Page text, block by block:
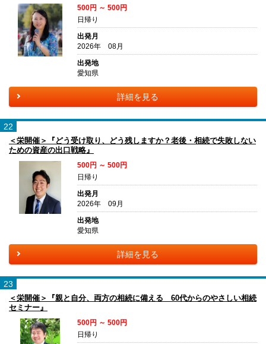
500円 ～ 500円
日帰り
出発月
2026年 08月
出発地
愛知県
詳細を見る
22
＜栄開催＞『どう受け取り、どう残しますか？老後・相続で失敗しない
ための資産の出口戦略』
500円 ～ 500円
日帰り
出発月
2026年 09月
出発地
愛知県
詳細を見る
23
＜栄開催＞『親と自分、両方の相続に備える 60代からのやさしい相続
セミナー』
500円 ～ 500円
日帰り